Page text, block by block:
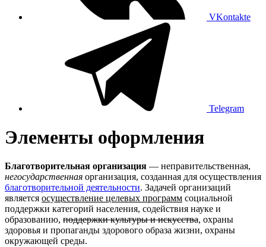
VKontakte
Telegram
Элементы оформления
Благотворительная организация — неправительственная,
негосударственная организация, созданная для осуществления
благотворительной деятельности. Задачей организаций
является осуществление целевых программ социальной
поддержки категорий населения, содействия науке и
образованию, поддержки культуры и искусства, охраны
здоровья и пропаганды здорового образа жизни, охраны
окружающей среды.